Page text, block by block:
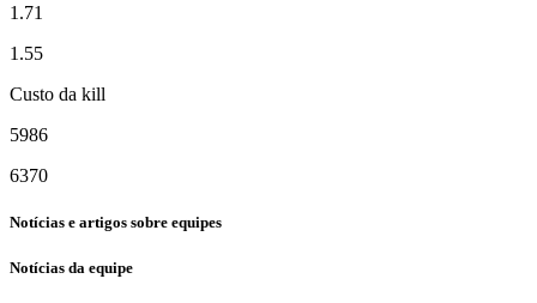
1.71
1.55
Custo da kill
5986
6370
Notícias e artigos sobre equipes
Notícias da equipe